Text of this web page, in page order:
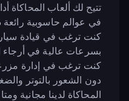
تتيح لك ألعاب المحاكاة
في عوالم حاسوبية
كنت ترغب في قيادة
بسرعات عالية في أرجاء
كنت ترغب في إدارة
دون الشعور بالتوتر
المحاكاة لدينا مجانية